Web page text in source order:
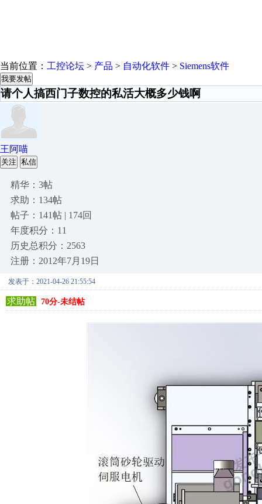
当前位置： 工控论坛 > 产品 > 自动化软件 > Siemens软件
我要发帖
请个人搞西门子数控的私活大概多少钱啊
王阿喵
关注 私信
精华：3帖
求助：134帖
帖子：141帖 | 174回
年度积分：11
历史总积分：2563
注册：2012年7月19日
发表于：2021-04-26 21:55:54
求助帖 70分-未结帖